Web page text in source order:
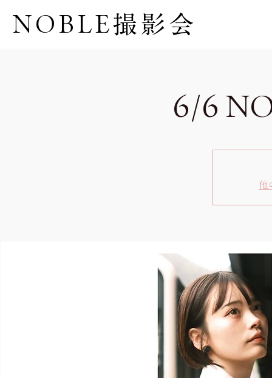
NOBLE撮影会
6/6
他